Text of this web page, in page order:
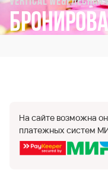
На сайте возможна
платежных систем